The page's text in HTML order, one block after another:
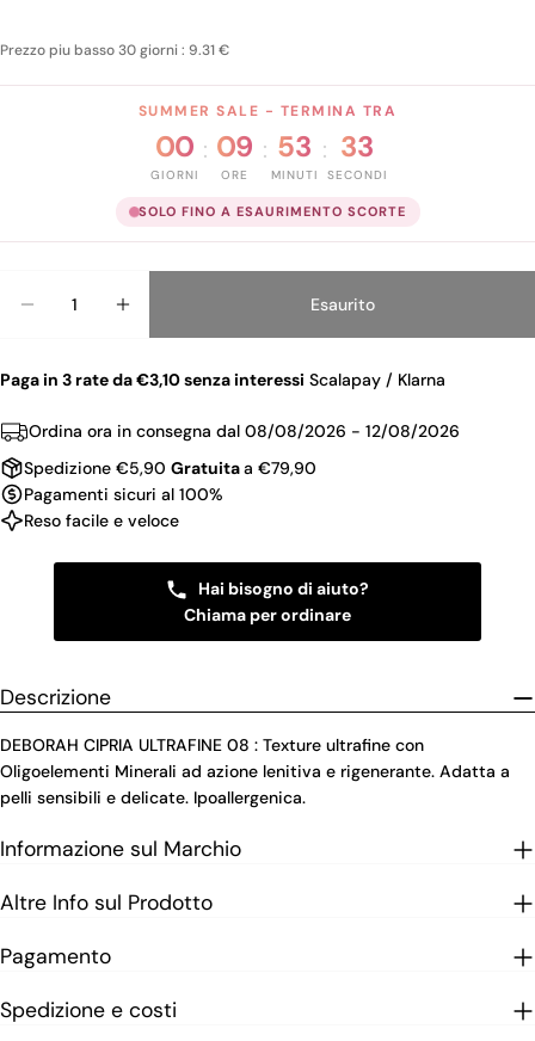
Prezzo piu basso 30 giorni : 9.31 €
SUMMER SALE - TERMINA TRA
00
GIORNI
: 09
ORE
: 53
MINUTI
: 33
SECONDI
SOLO FINO A ESAURIMENTO SCORTE
Esaurito
Paga in 3 rate da €3,10 senza interessi Scalapay / Klarna
Ordina ora in consegna dal 08/08/2026 - 12/08/2026
Spedizione €5,90 Gratuitaa €79,90
Pagamenti sicuri al 100%
Reso facile e veloce
Hai bisogno di aiuto?
Chiama per ordinare
Descrizione
DEBORAH CIPRIA ULTRAFINE 08 : Texture ultrafine con
Oligoelementi Minerali ad azione lenitiva e rigenerante. Adatta a
pelli sensibili e delicate. Ipoallergenica.
Informazione sul Marchio
Altre Info sul Prodotto
Pagamento
Spedizione e costi